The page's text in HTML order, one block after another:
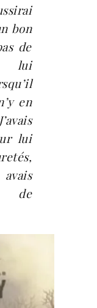
bon
de
lui
en
lui
de